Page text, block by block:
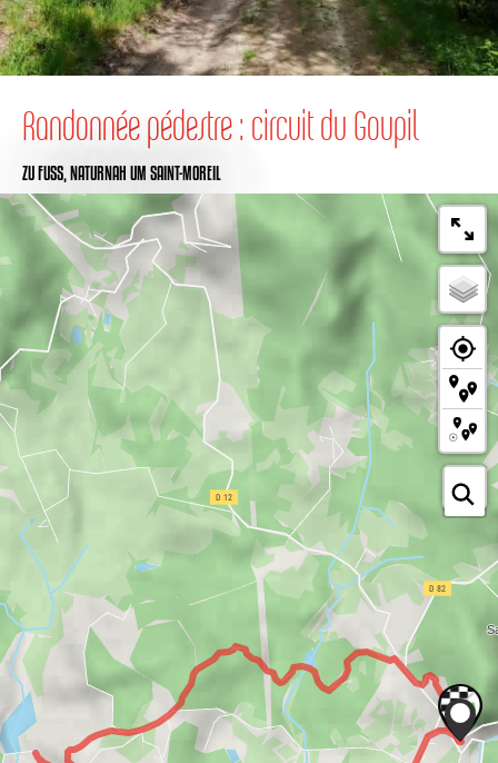
Randonnée pédestre : circuit du Goupil
ZU FUSS,NATURNAH UM SAINT-MOREIL